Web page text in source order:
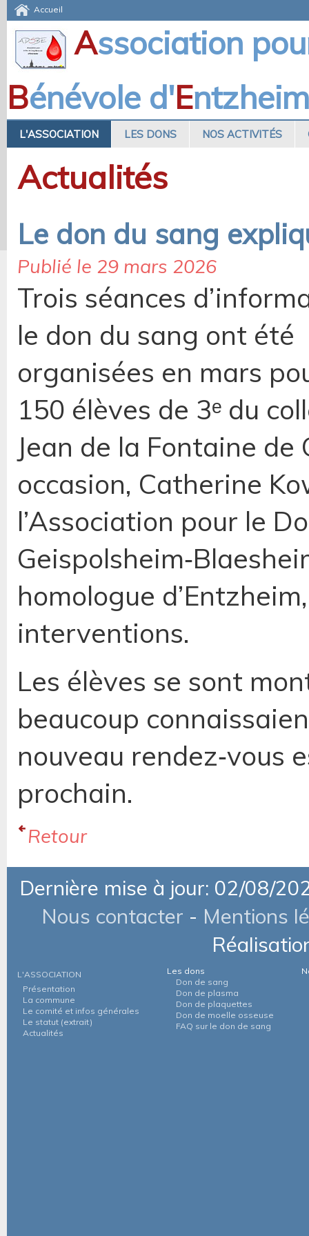
Accueil
Association
Bénévole d'Entzheim
L'ASSOCIATION LES DONS NOS ACTIVITÉS
Actualités
Le don du sang
Publié le 29 mars 2026
Trois séances
le don du sang ont été
organisées en mars
150 élèves de 3ᵉ du
Jean de la Fontaine
occasion, Catherine
l’Association pour le
homologue
interventions.
Les élèves se sont
beaucoup
nouveau rendez‑vous
prochain.
Retour
Dernière mise à jour: 02/08/
Nous contacter - Mentions
L'ASSOCIATION
Présentation
La commune
Le comité et infos générales
Le statut (extrait)
Actualités
Les dons
Don de sang
Don de plasma
Don de plaquettes
Don de moelle osseuse
FAQ sur le don de sang